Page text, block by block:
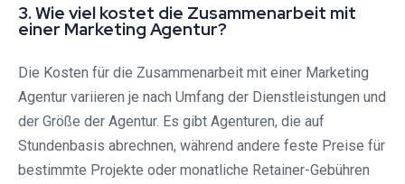
3. Wie viel kostet die Zusammenarbeit mit
einer Marketing Agentur?
Die Kosten für die Zusammenarbeit mit einer Marketing
Agentur variieren je nach Umfang der Dienstleistungen und
der Größe der Agentur. Es gibt Agenturen, die auf
Stundenbasis abrechnen, während andere feste Preise für
bestimmte Projekte oder monatliche Retainer-Gebühren